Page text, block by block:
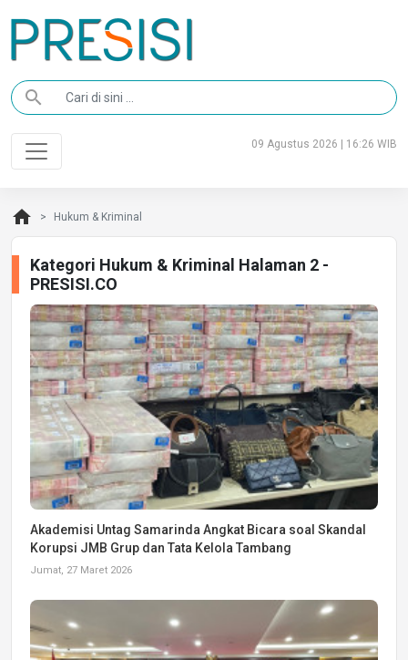
search
09 Agustus 2026 | 16:26 WIB
home Hukum & Kriminal
Kategori Hukum & Kriminal Halaman 2 -
PRESISI.CO
Akademisi Untag Samarinda Angkat Bicara soal Skandal
Korupsi JMB Grup dan Tata Kelola Tambang
Jumat, 27 Maret 2026